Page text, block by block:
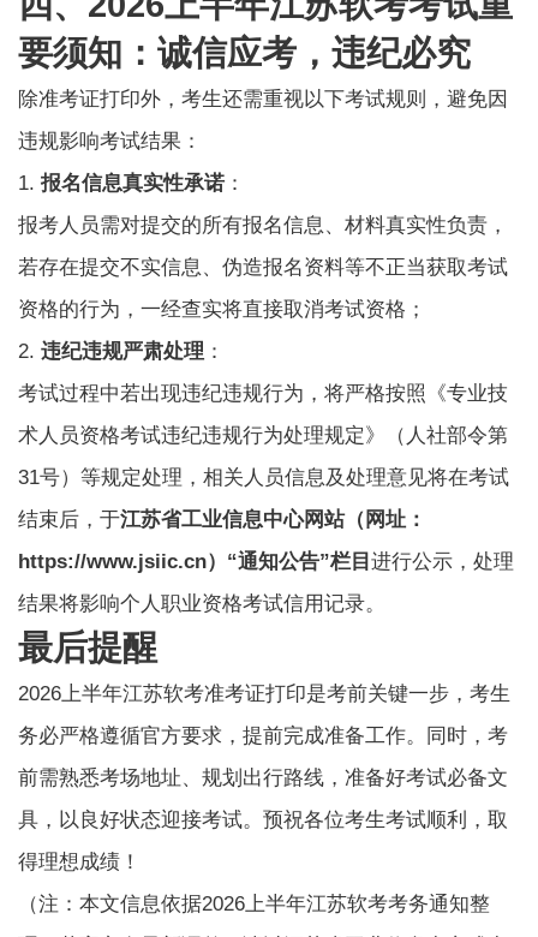
要须知：诚信应考，违纪必究
除准考证打印外，考生还需重视以下考试规则，避免因
违规影响考试结果：
1.报名信息真实性承诺 ：
报考人员需对提交的所有报名信息、材料真实性负责，
若存在提交不实信息、伪造报名资料等不正当获取考试
资格的行为，一经查实将直接取消考试资格；
2.违纪违规严肃处理 ：
考试过程中若出现违纪违规行为，将严格按照《专业技
术人员资格考试违纪违规行为处理规定》（人社部令第
31号）等规定处理，相关人员信息及处理意见将在考试
结束后，于江苏省工业信息中心网站（网址：
https://www.jsiic.cn）“通知公告”栏目进行公示，处理
结果将影响个人职业资格考试信用记录。
最后提醒
2026上半年江苏软考准考证打印是考前关键一步，考生
务必严格遵循官方要求，提前完成准备工作。同时，考
前需熟悉考场地址、规划出行路线，准备好考试必备文
具，以良好状态迎接考试。预祝各位考生考试顺利，取
得理想成绩！
（注：本文信息依据2026上半年江苏软考考务通知整